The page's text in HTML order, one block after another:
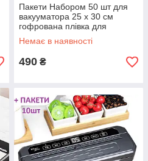
Пакети Набором 50 шт для
вакууматора 25 х 30 см
гофрована плівка для
пакування їжі Універсальні
для всіх вакууматорів
Немає в наявності
490 ₴